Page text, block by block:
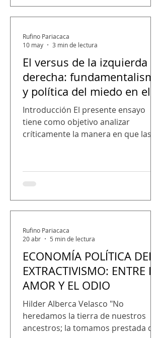
representación pública,
especialmente en contextos rurales
En este sentido, la participación
uno de los indicadores más
utilizados para evaluar la calidad de
una democracia. Es así, que, durante
impuls
El versus de la izquierda y
derecha: fundamentalismo
y política del miedo en el
Perú contemporáneo
Introducción El presente ensayo
tiene como objetivo analizar
críticamente la manera en que las
manifiestan en el Perú
contemporáneo, especialmente
para deslegitimar simbólicamente al
adversario político. Del mismo
modo, se propone reflexionar sobre
las consecuencias de estas
dinámicas en la democracia, la
polarización so
Rufino Pariacaca
10 may
3 min de lectura
ECONOMÍA POLÍTICA DEL
EXTRACTIVISMO: ENTRE EL
AMOR Y EL ODIO
Hilder Alberca Velasco "No
heredamos la tierra de nuestros
ancestros; la tomamos prestada de
Rufino Pariacaca
20 abr
5 min de lectura